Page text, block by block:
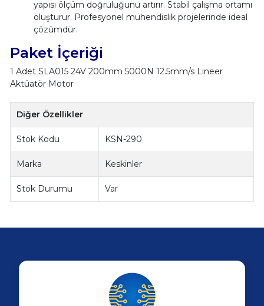
yapısı ölçüm doğruluğunu artırır. Stabil çalışma ortamı
oluşturur. Profesyonel mühendislik projelerinde ideal
çözümdür.
Paket İçeriği
1 Adet SLA015 24V 200mm 5000N 12.5mm/s Lineer
Aktüatör Motor
Diğer Özellikler
Stok Kodu KSN-290
Marka Keskinler
Stok Durumu Var